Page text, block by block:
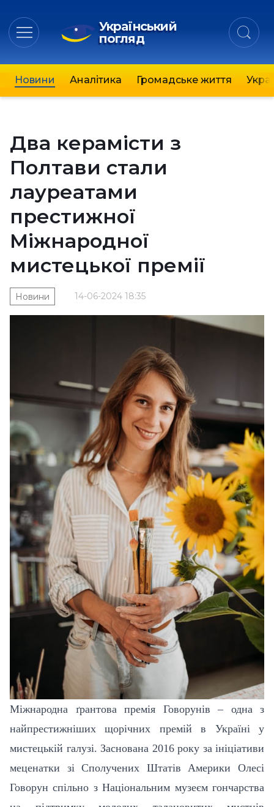
Український
погляд
Новини Аналітика Громадське життя
Два керамісти з
Полтави стали
лауреатами
престижної
Міжнародної
мистецької премії
14-06-2024 18:35
Новини
Міжнародна ґрантова премія Говорунів – одна з
найпрестижніших щорічних премій в Україні у
мистецькій галузі. Заснована 2016 року за ініціативи
меценатки зі Сполучених Штатів Америки Олесі
Говорун спільно з Національним музеєм гончарства